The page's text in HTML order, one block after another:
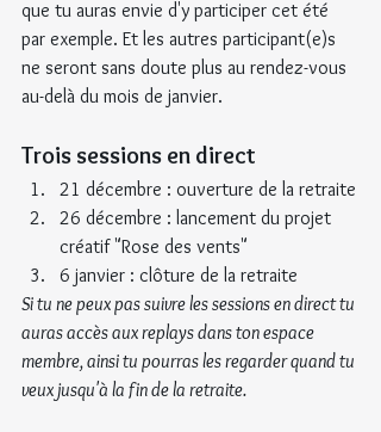
que tu auras envie d'y participer cet été
par exemple. Et les autres participant(e)s
ne seront sans doute plus au rendez-vous
au-delà du mois de janvier.
Trois sessions en direct
21 décembre : ouverture de la retraite
26 décembre : lancement du projet
créatif "Rose des vents"
6 janvier : clôture de la retraite
﻿Si tu ne peux pas suivre les sessions en direct tu
auras accès aux replays dans ton espace
membre, ainsi tu pourras les regarder quand tu
veux jusqu'à la fin de la retraite.